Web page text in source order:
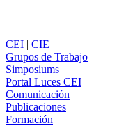
CEI | CIE
Grupos de Trabajo
Simposiums
Portal Luces CEI
Comunicación
Publicaciones
Formación